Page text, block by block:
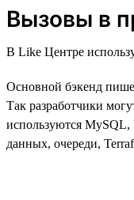
Вызовы в
В Like Центре
Основной бэкенд
Так разработчики
используются MySQL,
данных, очереди,